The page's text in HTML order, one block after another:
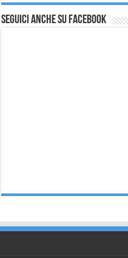
Seguici anche su Facebook